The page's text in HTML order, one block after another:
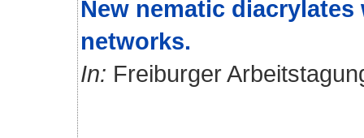
New nematic
networks.
In: Freiburger